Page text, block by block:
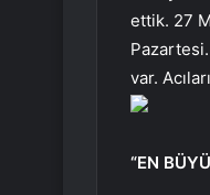
ettik. 27
var.
“EN